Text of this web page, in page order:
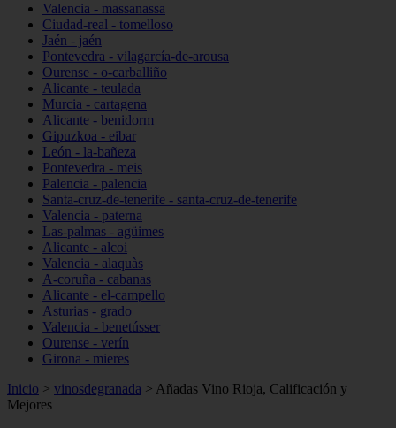
Valencia - massanassa
Ciudad-real - tomelloso
Jaén - jaén
Pontevedra - vilagarcía-de-arousa
Ourense - o-carballiño
Alicante - teulada
Murcia - cartagena
Alicante - benidorm
Gipuzkoa - eibar
León - la-bañeza
Pontevedra - meis
Palencia - palencia
Santa-cruz-de-tenerife - santa-cruz-de-tenerife
Valencia - paterna
Las-palmas - agüimes
Alicante - alcoi
Valencia - alaquàs
A-coruña - cabanas
Alicante - el-campello
Asturias - grado
Valencia - benetússer
Ourense - verín
Girona - mieres
Inicio > vinosdegranada > Añadas Vino Rioja, Calificación y
Mejores